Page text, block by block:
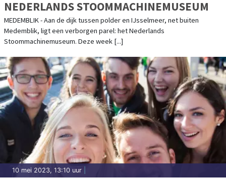
NEDERLANDS STOOMMACHINEMUSEUM
MEDEMBLIK - Aan de dijk tussen polder en IJsselmeer, net buiten
Medemblik, ligt een verborgen parel: het Nederlands
Stoommachinemuseum. Deze week [...]
10 mei 2023, 13:10 uur